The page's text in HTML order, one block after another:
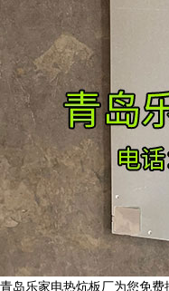
青岛乐家电热炕板厂为您免费